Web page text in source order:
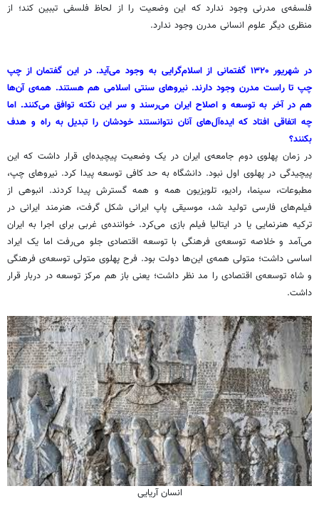
فلسفه‌ی مدرنی وجود ندارد که این وضعیت را از لحاظ فلسفی تببین کند؛ از
منظری دیگر علوم انسانی مدرن وجود ندارد.
در شهریور ۱۳۲۰ گفتمانی از اسلام‌گرایی به وجود می‌آید. در این گفتمان از چپ
چپ تا راست مدرن وجود دارند. نیروهای سنتی اسلامی هم هستند. همه‌ی آن‌ها
هم در آخر به توسعه و اصلاح ایران می‌رسند و سر این نکته توافق می‌کنند. اما
چه اتفاقی افتاد که ایده‌آل‌های آنان نتوانستند خودشان را تبدیل به راه و هدف
بکنند؟
در زمان پهلوی دوم جامعه‌ی ایران در یک وضعیت پیچیده‌ای قرار داشت که این
پیچیدگی در پهلوی اول نبود. دانشگاه به حد کافی توسعه پیدا کرد. نیروهای چپ،
مطبوعات، سینما، رادیو، تلویزیون همه و همه گسترش پیدا کردند. انبوهی از
فیلم‌های فارسی تولید شد، موسیقی پاپ ایرانی شکل گرفت، هنرمند ایرانی در
ترکیه هنرنمایی یا در ایتالیا فیلم بازی می‌کرد. خواننده‌ی غربی برای اجرا به ایران
می‌آمد و خلاصه توسعه‌ی فرهنگی با توسعه اقتصادی جلو می‌رفت اما یک ایراد
اساسی داشت؛ متولی همه‌ی این‌ها دولت بود. فرح پهلوی متولی توسعه‌ی فرهنگی
و شاه توسعه‌ی اقتصادی را مد نظر داشت؛ یعنی باز هم مرکز توسعه در دربار قرار
داشت.
انسان آریایی